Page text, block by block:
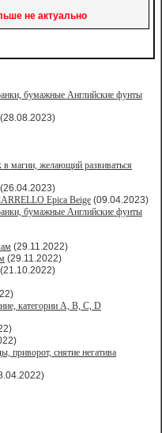
не актуально
бумажные Английские фунты
(28.08.2023)
магии, желающий развиваться
(26.04.2023)
Epica Beige (09.04.2023)
бумажные Английские фунты
(29.11.2022)
(29.11.2022)
(21.10.2022)
категории A, B, C, D
приворот, снятие негатива